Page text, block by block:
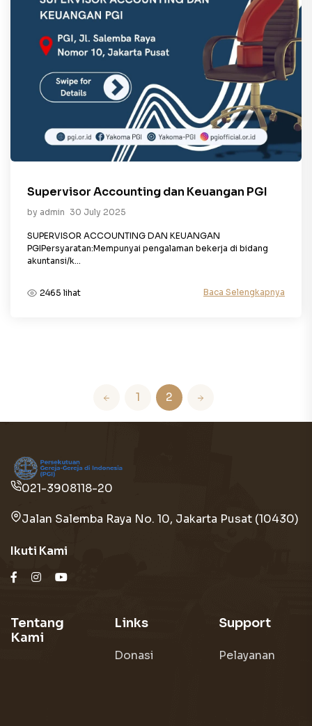
Supervisor Accounting dan Keuangan PGI
by admin 30 July 2025
SUPERVISOR ACCOUNTING DAN KEUANGAN
PGIPersyaratan:Mempunyai pengalaman bekerja di bidang
akuntansi/k...
2465 lihat Baca Selengkapnya
1 2
021-3908118-20
Jalan Salemba Raya No. 10, Jakarta Pusat (10430)
Ikuti Kami
Tentang
Kami
Links
Donasi
Support
Pelayanan